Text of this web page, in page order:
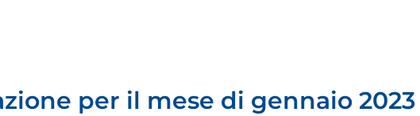
per il mese di gennaio 2023